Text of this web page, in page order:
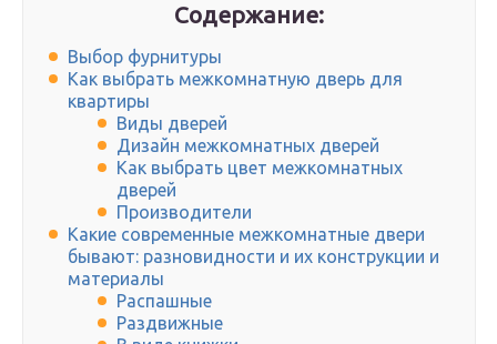
Содержание:
Выбор фурнитуры
Как выбрать межкомнатную дверь для
квартиры
Виды дверей
Дизайн межкомнатных дверей
Как выбрать цвет межкомнатных
дверей
Производители
Какие современные межкомнатные двери
бывают: разновидности и их конструкции и
материалы
Распашные
Раздвижные